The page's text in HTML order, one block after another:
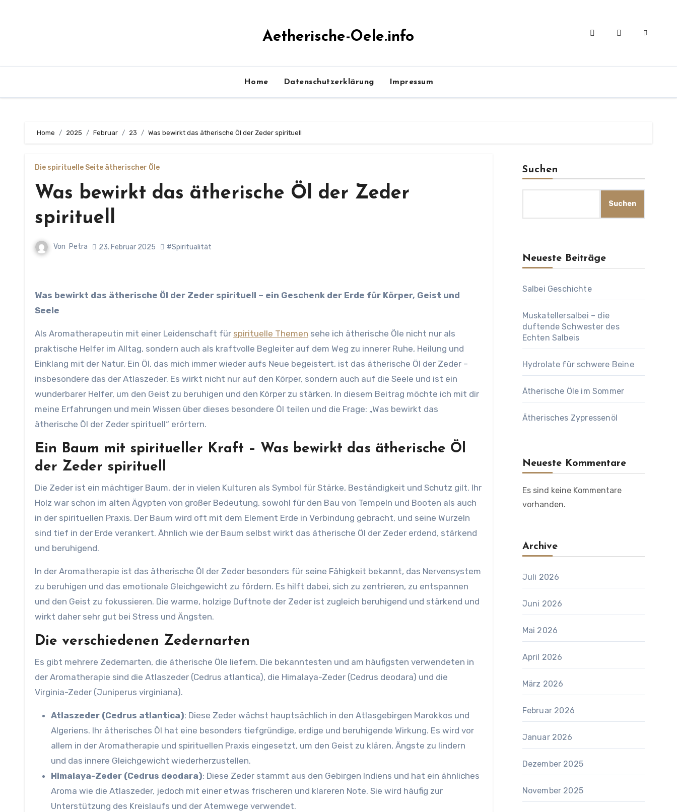
Aetherische-Oele.info
Home Datenschutzerklärung Impressum
Home 2025 Februar 23 Was bewirkt das ätherische Öl der Zeder spirituell
Die spirituelle Seite ätherischer Öle
Was bewirkt das ätherische Öl der Zeder
spirituell
Von Petra 23. Februar 2025 #Spiritualität
Was bewirkt das ätherische Öl der Zeder spirituell – ein Geschenk der Erde für Körper, Geist und
Seele
Als Aromatherapeutin mit einer Leidenschaft für spirituelle Themen sehe ich ätherische Öle nicht nur als
praktische Helfer im Alltag, sondern auch als kraftvolle Begleiter auf dem Weg zu innerer Ruhe, Heilung und
Einklang mit der Natur. Ein Öl, das mich immer wieder aufs Neue begeistert, ist das ätherische Öl der Zeder –
insbesondere das der Atlaszeder. Es wirkt nicht nur auf den Körper, sondern auch auf die Seele und ist ein
wunderbarer Helfer, um den Geist zu beruhigen und den Körper zu stärken. In diesem Beitrag möchte ich mit dir
meine Erfahrungen und mein Wissen über dieses besondere Öl teilen und die Frage: „Was bewirkt das
ätherische Öl der Zeder spirituell“ erörtern.
Ein Baum mit spiritueller Kraft – Was bewirkt das ätherische Öl
der Zeder spirituell
Die Zeder ist ein mächtiger Baum, der in vielen Kulturen als Symbol für Stärke, Beständigkeit und Schutz gilt. Ihr
Holz war schon im alten Ägypten von großer Bedeutung, sowohl für den Bau von Tempeln und Booten als auch
in der spirituellen Praxis. Der Baum wird oft mit dem Element Erde in Verbindung gebracht, und seine Wurzeln
sind tief in der Erde verankert. Ähnlich wie der Baum selbst wirkt das ätherische Öl der Zeder erdend, stärkend
und beruhigend.
In der Aromatherapie ist das ätherische Öl der Zeder besonders für seine Fähigkeit bekannt, das Nervensystem
zu beruhigen und das emotionale Gleichgewicht zu fördern. Es hilft dabei, sich zu zentrieren, zu entspannen
und den Geist zu fokussieren. Die warme, holzige Duftnote der Zeder ist zugleich beruhigend und stärkend und
wirkt daher sehr gut bei Stress und Ängsten.
Die verschiedenen Zedernarten
Es gibt mehrere Zedernarten, die ätherische Öle liefern. Die bekanntesten und am häufigsten verwendeten in
der Aromatherapie sind die Atlaszeder (Cedrus atlantica), die Himalaya-Zeder (Cedrus deodara) und die
Virginia-Zeder (Juniperus virginiana).
Atlaszeder (Cedrus atlantica): Diese Zeder wächst hauptsächlich in den Atlasgebirgen Marokkos und
Algeriens. Ihr ätherisches Öl hat eine besonders tiefgründige, erdige und beruhigende Wirkung. Es wird vor
allem in der Aromatherapie und spirituellen Praxis eingesetzt, um den Geist zu klären, Ängste zu lindern
und das innere Gleichgewicht wiederherzustellen.
Himalaya-Zeder (Cedrus deodara): Diese Zeder stammt aus den Gebirgen Indiens und hat ein ähnliches
Aroma wie die Atlaszeder, jedoch mit einer etwas frischeren und klareren Note. Sie wird häufig zur
Unterstützung des Kreislaufs und der Atemwege verwendet.
Suchen
Suchen
Neueste Beiträge
Salbei Geschichte
Muskatellersalbei – die
duftende Schwester des
Echten Salbeis
Hydrolate für schwere Beine
Ätherische Öle im Sommer
Ätherisches Zypressenöl
Neueste Kommentare
Es sind keine Kommentare
vorhanden.
Archive
Juli 2026
Juni 2026
Mai 2026
April 2026
März 2026
Februar 2026
Januar 2026
Dezember 2025
November 2025